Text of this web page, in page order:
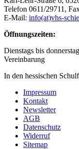
Telefon 0611/29711,
E-Mail: info(at)vhs-
Öffnungszeiten:
Dienstags bis
Vereinbarung
In den hessischen
Impressum
Kontakt
Newsletter
AGB
Datenschutz
Widerruf
Sitemap